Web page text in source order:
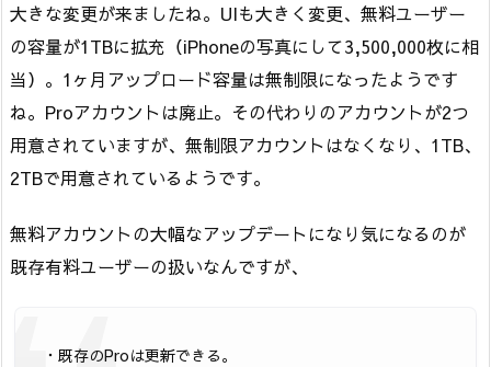
大きな変更が来ましたね。UIも大きく変更、無料ユーザー
の容量が1TBに拡充（iPhoneの写真にして3,500,000枚に相
当）。1ヶ月アップロード容量は無制限になったようです
ね。Proアカウントは廃止。その代わりのアカウントが2つ
用意されていますが、無制限アカウントはなくなり、1TB、
2TBで用意されているようです。
無料アカウントの大幅なアップデートになり気になるのが
既存有料ユーザーの扱いなんですが、
・既存のProは更新できる。